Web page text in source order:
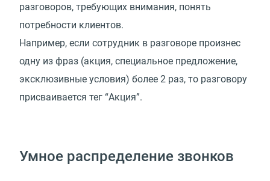
разговоров, требующих внимания, понять
потребности клиентов.
Например, если сотрудник в разговоре произнес
одну из фраз (акция, специальное предложение,
эксклюзивные условия) более 2 раз, то разговору
присваивается тег “Акция”.
Умное распределение звонков